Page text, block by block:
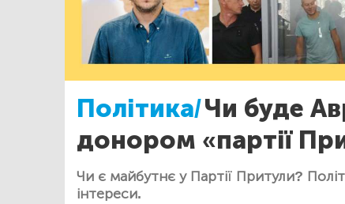
Політика/Чи буде
донором «партії
Чи є майбутнє у Партії Притули?
інтереси.